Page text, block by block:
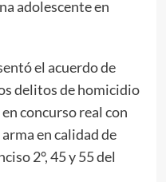
adolescente en
el acuerdo de
delitos de homicidio
concurso real con
en calidad de
2°, 45 y 55 del